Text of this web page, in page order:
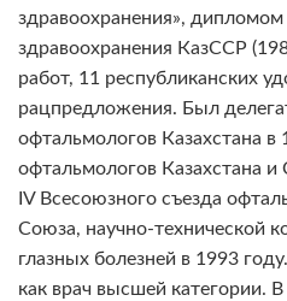
здравоохранения»,
здравоохранения КазССР
работ, 11 республиканских
рацпредложения. Был
офтальмологов Казахстана в
офтальмологов Казахстана
IV Всесоюзного съезда
Союза, научно-технической
глазных болезней в 1993
как врач высшей категории.